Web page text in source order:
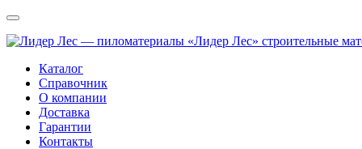
«Лидер Лес» строительные
Каталог
Справочник
О компании
Доставка
Гарантии
Контакты